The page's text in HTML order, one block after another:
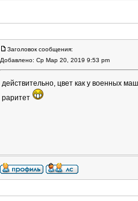
Заголовок сообщения:
Добавлено: Ср Мар 20, 2019 9:53 pm
действительно, цвет как у военных
раритет